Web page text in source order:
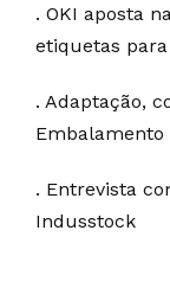
. OKI aposta
etiquetas para
. Adaptação,
Embalamento
. Entrevista
Indusstock